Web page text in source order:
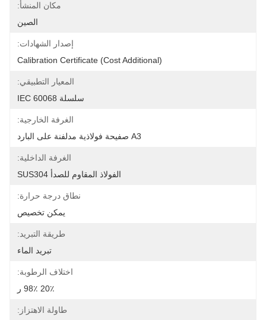
مكان المنشأ:
الصين
إصدار الشهادات:
Calibration Certificate (Cost Additional)
المعيار التطبيقي:
سلسلة IEC 60068
الغرفة الخارجية:
A3 صفيحة فولاذية مدلفنة على البارد
الغرفة الداخلية:
الفولاذ المقاوم للصدأ SUS304
نطاق درجة حرارة:
يمكن تخصيص
طريقة التبريد:
تبريد الماء
اختلاف الرطوبة:
20٪ 98٪ ر
طاولة الاهتزاز: